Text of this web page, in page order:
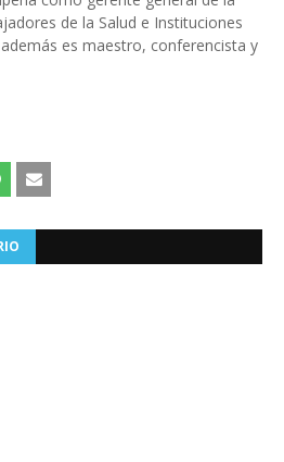
de la Salud e Instituciones
es maestro, conferencista y